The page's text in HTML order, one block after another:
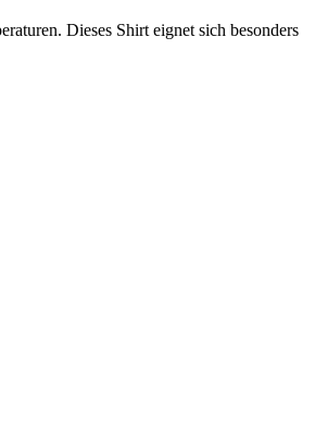
Dieses Shirt eignet sich besonders